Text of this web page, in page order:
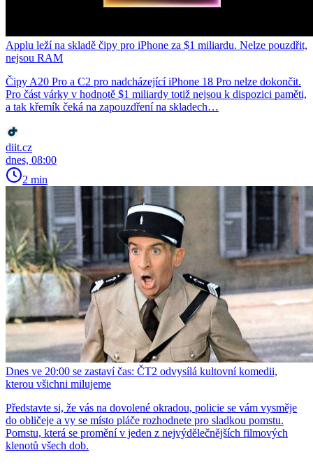
Applu leží na skladě čipy pro iPhone za $1 miliardu. Nelze pouzdřit,
nejsou RAM
Čipy A20 Pro a C2 pro nadcházející iPhone 18 Pro nelze dokončit.
Pro část várky v hodnotě $1 miliardy totiž nejsou k dispozici paměti,
a tak křemík čeká na zapouzdření na skladech…
diit.cz
dnes, 08:00
2 min
Dnes ve 20:00 se zastaví čas: ČT2 odvysílá kultovní komedii,
kterou všichni milujeme
Představte si, že vás na dovolené okradou, policie se vám vysměje
do obličeje a vy se místo pláče rozhodnete pro sladkou pomstu.
Pomstu, která se promění v jeden z nejvýdělečnějších filmových
klenotů všech dob.